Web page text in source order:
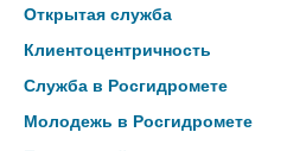
Открытая служба
Клиентоцентричность
Служба в Росгидромете
Молодежь в Росгидромете